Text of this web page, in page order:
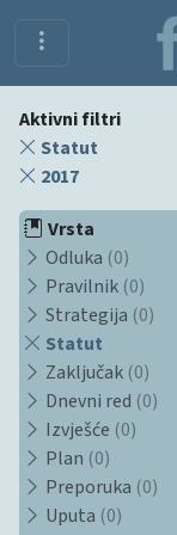
Aktivni filtri
Statut
2017
Vrsta
Odluka (0)
Pravilnik (0)
Strategija (0)
Statut
Zaključak (0)
Dnevni red (0)
Izvješće (0)
Plan (0)
Preporuka (0)
Uputa (0)